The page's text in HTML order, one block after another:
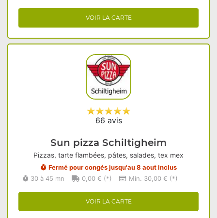
VOIR LA CARTE
66 avis
Sun pizza Schiltigheim
Pizzas, tarte flambées, pâtes, salades, tex mex
Fermé pour congés jusqu'au 8 aout inclus
30 à 45 mn
0,00 € (*) Min. 30,00 € (*)
VOIR LA CARTE